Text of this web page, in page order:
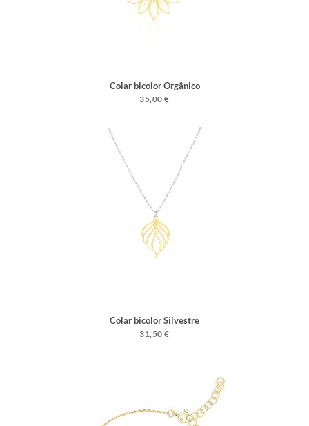
Colar bicolor Orgânico
35,00 €
Colar bicolor Silvestre
31,50 €